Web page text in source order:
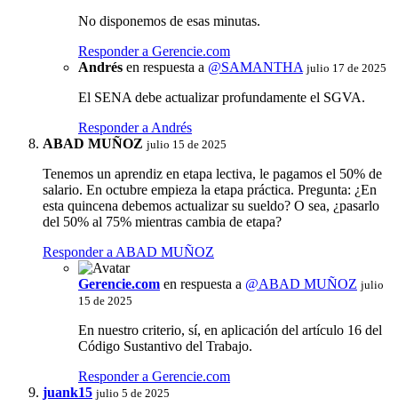
No disponemos de esas minutas.
Responder a Gerencie.com
Andrés en respuesta a @SAMANTHA julio 17 de 2025
El SENA debe actualizar profundamente el SGVA.
Responder a Andrés
ABAD MUÑOZ julio 15 de 2025
Tenemos un aprendiz en etapa lectiva, le pagamos el 50% de
salario. En octubre empieza la etapa práctica. Pregunta: ¿En
esta quincena debemos actualizar su sueldo? O sea, ¿pasarlo
del 50% al 75% mientras cambia de etapa?
Responder a ABAD MUÑOZ
Gerencie.com en respuesta a @ABAD MUÑOZ julio
15 de 2025
En nuestro criterio, sí, en aplicación del artículo 16 del
Código Sustantivo del Trabajo.
Responder a Gerencie.com
juank15 julio 5 de 2025